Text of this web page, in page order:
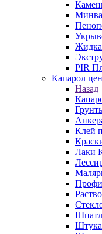
PIR
Капарол
Назад
Клей
Лаки